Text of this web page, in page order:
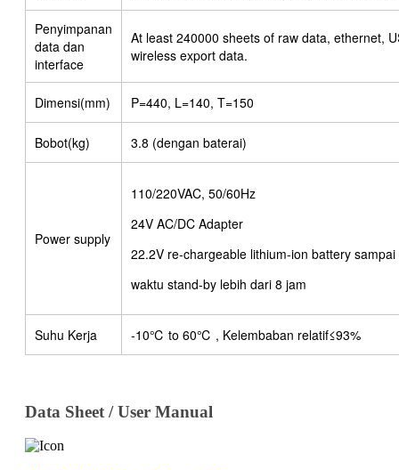
Penyimpanan
data dan
interface
At least 240000 sheets of raw data, ethernet,
wireless export data.
Dimensi(mm) P=440, L=140, T=150
Bobot(kg) 3.8 (dengan baterai)
Power supply
110/220VAC, 50/60Hz
24V AC/DC Adapter
22.2V re-chargeable lithium-ion battery sampai
waktu stand-by lebih dari 8 jam
Suhu Kerja -10℃ to 60℃ , Kelembaban relatif≤93%
Data Sheet / User Manual